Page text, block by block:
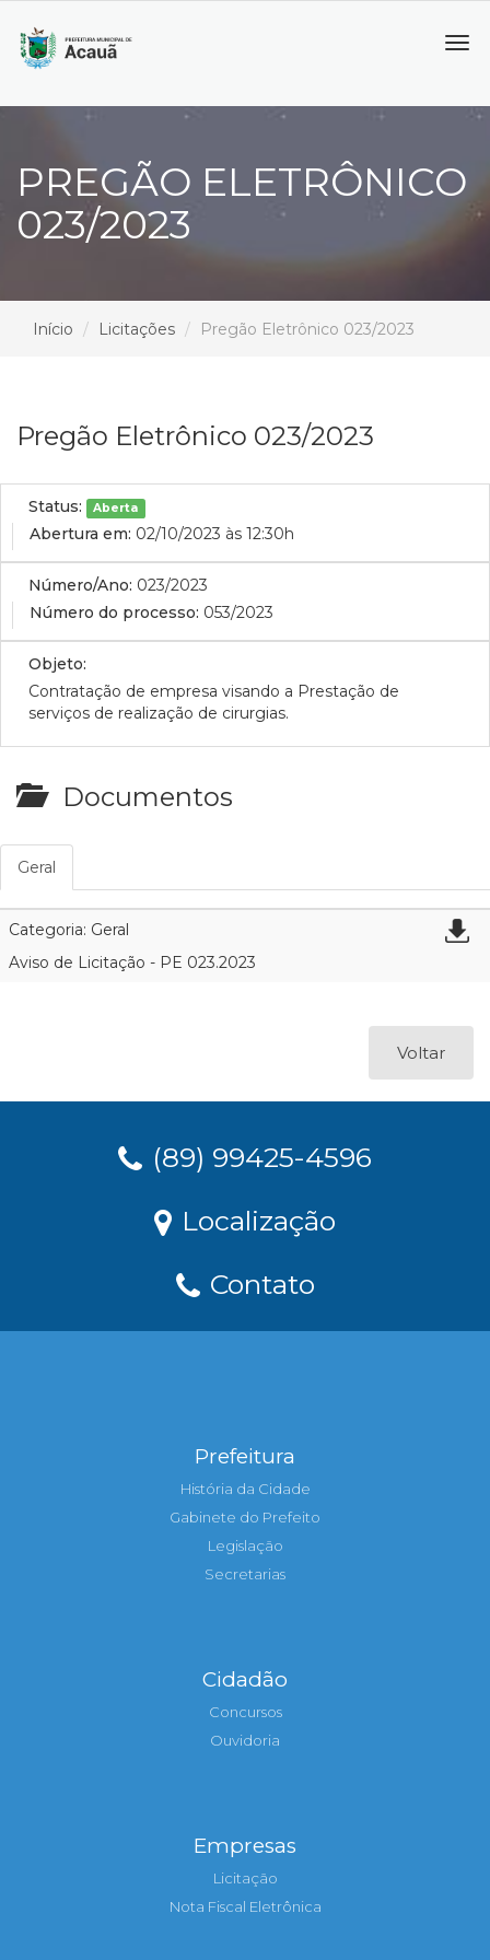
PREGÃO ELETRÔNICO
023/2023
Início Licitações Pregão Eletrônico 023/2023
Pregão Eletrônico 023/2023
Status: Aberta
Abertura em: 02/10/2023 às 12:30h
Número/Ano: 023/2023
Número do processo: 053/2023
Objeto:
Contratação de empresa visando a Prestação de
serviços de realização de cirurgias.
Documentos
Geral
Categoria: Geral
Aviso de Licitação - PE 023.2023
Voltar
(89) 99425-4596
Localização
Contato
Prefeitura
História da Cidade
Gabinete do Prefeito
Legislação
Secretarias
Cidadão
Concursos
Ouvidoria
Empresas
Licitação
Nota Fiscal Eletrônica